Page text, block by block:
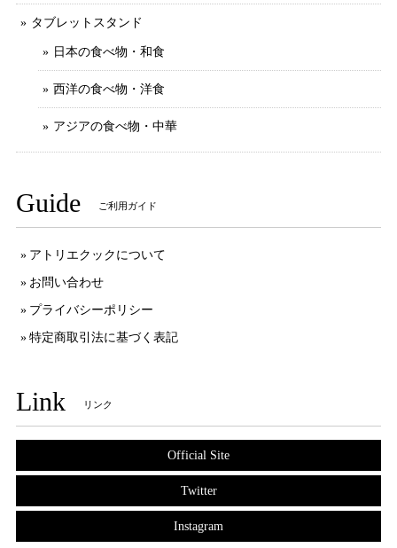
タブレットスタンド
日本の食べ物・和食
西洋の食べ物・洋食
アジアの食べ物・中華
Guide ご利用ガイド
アトリエクックについて
お問い合わせ
プライバシーポリシー
特定商取引法に基づく表記
Link リンク
Official Site
Twitter
Instagram